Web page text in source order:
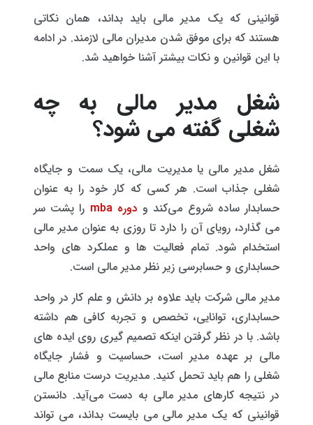
قوانینی که یک مدیر مالی باید بداند، همان نکاتی
هستند که برای موفق شدن مدیران مالی لازمند. در ادامه
با این قوانین و نکات بیشتر آشنا خواهید شد.
شغل مدیر مالی به چه
شغلی گفته می شود؟
شغل مدیر مالی یا مدیریت مالی، یک سمت و جایگاه
شغلی جذاب است. هر کسی که کار خود را به عنوان
حسابدار ساده شروع می‌کند و دوره mba
را پشت سر
می گذارد، رویای آن را دارد تا روزی به عنوان مدیر مالی
استخدام شود. تمام فعالیت ها و عملکرد های واحد
حسابداری و حسابرسی زیر نظر مدیر مالی است.
مدیر مالی شرکت باید علاوه بر دانش و علم کار در واحد
حسابداری، توانایی، تخصص و تجربه کافی هم داشته
باشد. با در نظر گرفتن اینکه تصمیم گیری روی ایده ‌های
مالی بر عهده مدیر است، حساسیت و فشار جایگاه
شغلی را هم باید تحمل کنید. مدیریت درست منابع مالی
در نتیجه کارهای مدیر مالی به دست می‌آید. دانستن
قوانینی که یک مدیر مالی می بایست بداند، می تواند